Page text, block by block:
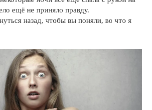
ещё не приняло правду.
назад, чтобы вы поняли, во что я